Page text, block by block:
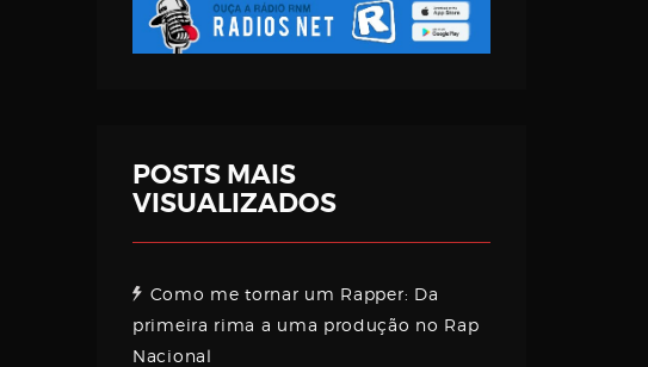
POSTS MAIS
VISUALIZADOS
Como me tornar um Rapper: Da
primeira rima a uma produção no Rap
Nacional